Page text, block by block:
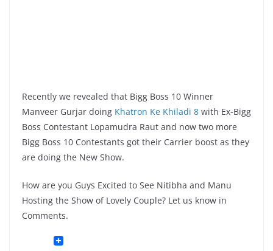
Recently we revealed that Bigg Boss 10 Winner
Manveer Gurjar doing Khatron Ke Khiladi 8 with Ex-Bigg
Boss Contestant Lopamudra Raut and now two more
Bigg Boss 10 Contestants got their Carrier boost as they
are doing the New Show.
How are you Guys Excited to See Nitibha and Manu
Hosting the Show of Lovely Couple? Let us know in
Comments.